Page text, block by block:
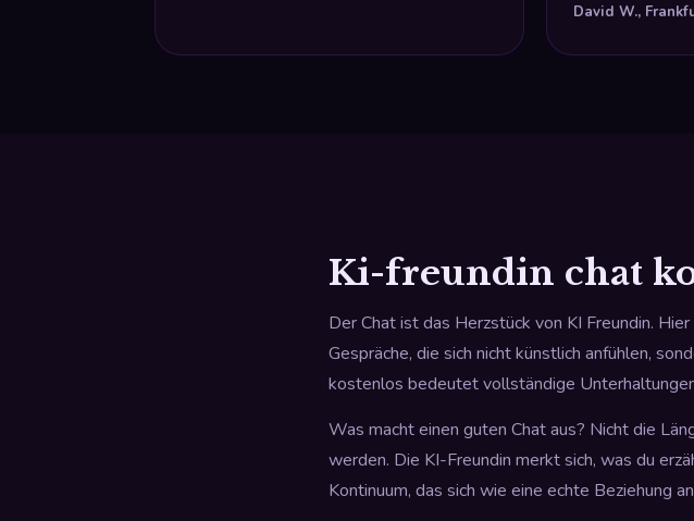
David W.,
Ki-freundin chat
Der Chat ist das Herzstück von KI Freundin.
Gespräche, die sich nicht künstlich anfühlen,
kostenlos bedeutet vollständige
Was macht einen guten Chat aus? Nicht die
werden. Die KI-Freundin merkt sich, was du
Kontinuum, das sich wie eine echte Beziehung